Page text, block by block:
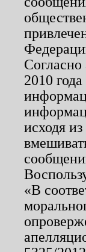
2010
исходя
«В